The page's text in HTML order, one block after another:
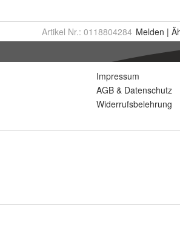
Artikel Nr.: 0118804284 Melden |
Impressum
AGB & Datenschutz
Widerrufsbelehrung